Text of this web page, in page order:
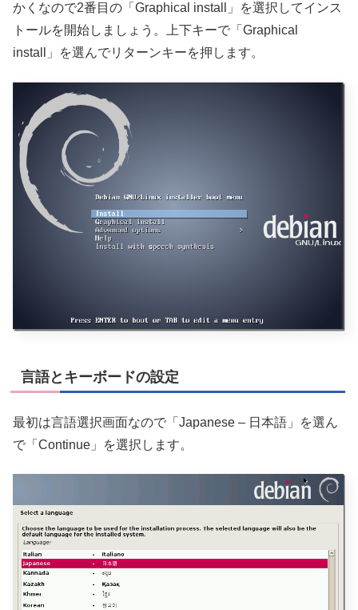
かくなので2番目の「Graphical install」を選択してインス
トールを開始しましょう。上下キーで「Graphical
install」を選んでリターンキーを押します。
言語とキーボードの設定
最初は言語選択画面なので「Japanese – 日本語」を選ん
で「Continue」を選択します。